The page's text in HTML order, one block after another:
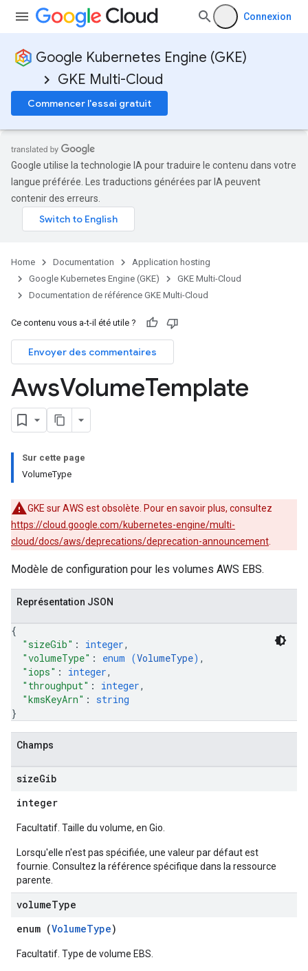
Connexion
Google Kubernetes Engine (GKE)
GKE Multi-Cloud
Commencer l'essai gratuit
Google utilise la technologie IA pour traduire le contenu dans votre
langue préférée. Les traductions générées par IA peuvent
contenir des erreurs.
Home Documentation
Application hosting
Google Kubernetes Engine (GKE)
GKE Multi-Cloud
Documentation de référence GKE Multi-Cloud
Ce contenu vous a-t-il été utile ?
Envoyer des commentaires
AwsVolumeTemplate
Sur cette page
VolumeType
GKE sur AWS est obsolète. Pour en savoir plus, consultez
https://cloud.google.com/kubernetes-engine/multi-
cloud/docs/aws/deprecations/deprecation-announcement
Modèle de configuration pour les volumes AWS EBS.
Représentation JSON
{
"sizeGib" : integer,
"volumeType" : enum (VolumeType) ,
"iops" : integer,
"throughput" : integer,
"kmsKeyArn" : string
}
Champs
sizeGib
integer
Facultatif. Taille du volume, en Gio.
Lorsqu'elle n'est pas spécifiée, une valeur par défaut est
fournie. Consultez la référence spécifique dans la ressource
parente.
volumeType
enum (VolumeType)
Facultatif. Type de volume EBS.